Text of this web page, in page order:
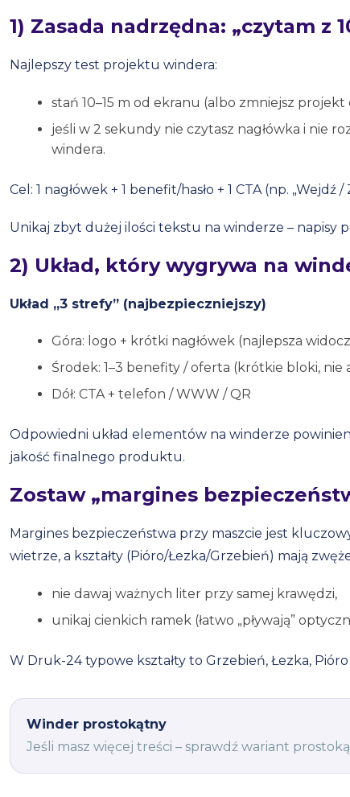
1) Zasada nadrzędna: „czytam z
Najlepszy test projektu windera:
stań 10–15 m od ekranu (albo zmniejsz
jeśli w 2 sekundy nie czytasz nagłówka i nie
windera.
Cel: 1 nagłówek + 1 benefit/hasło + 1 CTA (np. „Wejdź
Unikaj zbyt dużej ilości tekstu na winderze – napisy
2) Układ, który wygrywa na
Układ „3 strefy” (najbezpieczniejszy)
Góra: logo + krótki nagłówek (najlepsza
Środek: 1–3 benefity / oferta (krótkie bloki, nie
Dół: CTA + telefon / WWW / QR
Odpowiedni układ elementów na winderze
jakość finalnego produktu.
Zostaw „margines
Margines bezpieczeństwa przy maszcie jest
wietrze, a kształty (Pióro/Łezka/Grzebień) mają
nie dawaj ważnych liter przy samej krawędzi,
unikaj cienkich ramek (łatwo „pływają”
W Druk-24 typowe kształty to Grzebień, Łezka,
Winder prostokątny
Jeśli masz więcej treści – sprawdź wariant